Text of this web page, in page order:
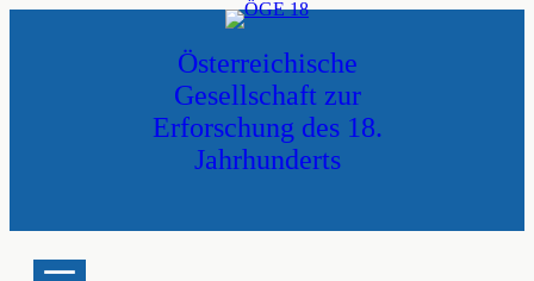
Österreichische
Gesellschaft zur
Erforschung des 18.
Jahrhunderts